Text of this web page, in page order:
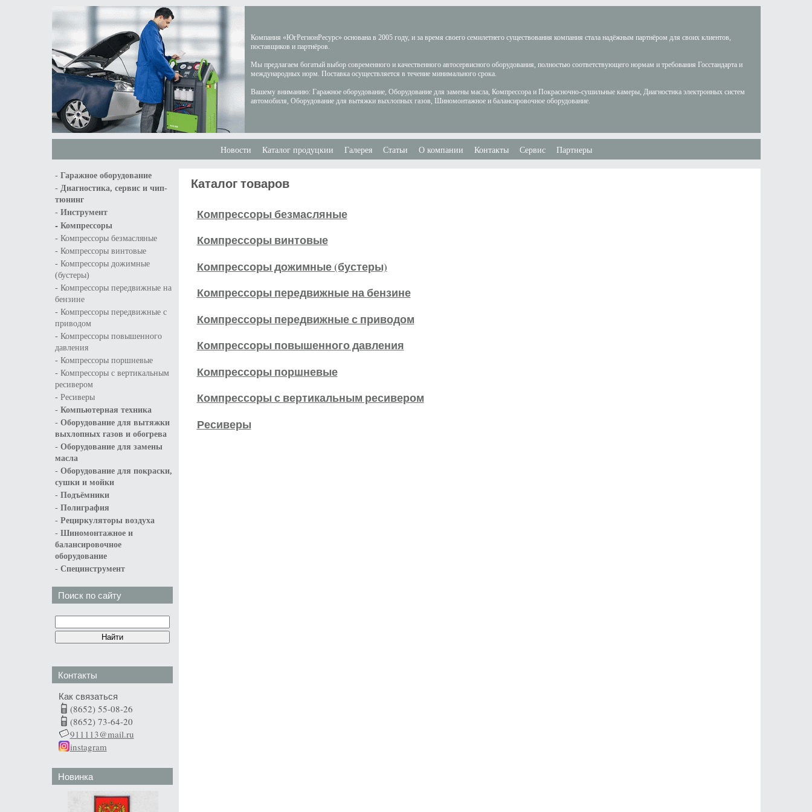
Компания «ЮгРегионРесурс» основана в 2005 году, и за время своего семилетнего существования компания стала надёжным партнёром для своих клиентов,
поставщиков и партнёров.
Мы предлагаем богатый выбор современного и качественного автосервисного оборудования, полностью соответствующего нормам и требования Госстандарта и
международных норм. Поставка осуществляется в течение минимального срока.
Вашему вниманию: Гаражное оборудование, Оборудование для замены масла, Компрессора и Покрасночно-сушильные камеры, Диагностика электронных систем
автомобиля, Оборудование для вытяжки выхлопных газов, Шиномонтажное и балансировочное оборудование.
Новости Каталог продуцкии Галерея Статьи О компании Контакты Сервис Партнеры
- Гаражное оборудование
- Диагностика, сервис и чип-
тюнинг
- Инструмент
- Компрессоры
- Компрессоры безмасляные
- Компрессоры винтовые
- Компрессоры дожимные
(бустеры)
- Компрессоры передвижные на
бензине
- Компрессоры передвижные с
приводом
- Компрессоры повышенного
давления
- Компрессоры поршневые
- Компрессоры с вертикальным
ресивером
- Ресиверы
- Компьютерная техника
- Оборудование для вытяжки
выхлопных газов и обогрева
- Оборудование для замены
масла
- Оборудование для покраски,
сушки и мойки
- Подъёмники
- Полиграфия
- Рециркуляторы воздуха
- Шиномонтажное и
балансировочное
оборудование
- Специнструмент
Поиск по сайту
Контакты
Как связаться
(8652) 55-08-26
(8652) 73-64-20
911113@mail.ru
instagram
Новинка
Каталог товаров
Компрессоры безмасляные
Компрессоры винтовые
Компрессоры дожимные (бустеры)
Компрессоры передвижные на бензине
Компрессоры передвижные с приводом
Компрессоры повышенного давления
Компрессоры поршневые
Компрессоры с вертикальным ресивером
Ресиверы